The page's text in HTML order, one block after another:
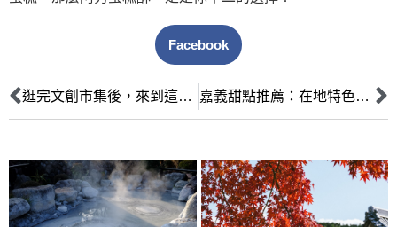
Facebook
逛完文創市集後，來到這家嘉義茶館享受美好下午茶時光！ 嘉義甜點推薦：在地特色、好吃又好拍的美食